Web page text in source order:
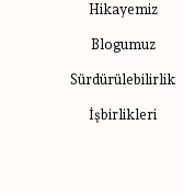
Hikayemiz
Blogumuz
Sürdürülebilirlik
İşbirlikleri